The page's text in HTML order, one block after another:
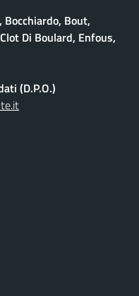
Bout,
Di Boulard, Enfous,
(D.P.O.)